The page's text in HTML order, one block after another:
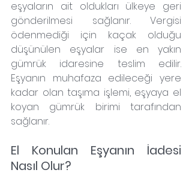
eşyaların ait oldukları ülkeye geri
gönderilmesi sağlanır. Vergisi
ödenmediği için kaçak olduğu
düşünülen eşyalar ise en yakın
gümrük idaresine teslim edilir.
Eşyanın muhafaza edileceği yere
kadar olan taşıma işlemi, eşyaya el
koyan gümrük birimi tarafından
sağlanır.
El Konulan Eşyanın İadesi
Nasıl Olur?